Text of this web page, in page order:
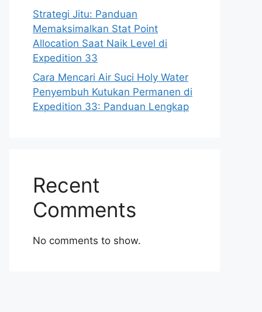
Strategi Jitu: Panduan
Memaksimalkan Stat Point
Allocation Saat Naik Level di
Expedition 33
Cara Mencari Air Suci Holy Water
Penyembuh Kutukan Permanen di
Expedition 33: Panduan Lengkap
Recent
Comments
No comments to show.